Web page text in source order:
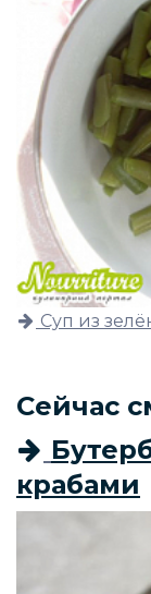
Суп из
Сейчас
крабами